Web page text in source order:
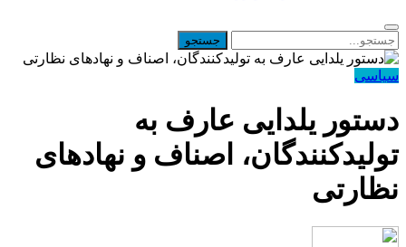
سیاسی
دستور یلدایی عارف به
تولیدکنندگان، اصناف و نهادهای
نظارتی